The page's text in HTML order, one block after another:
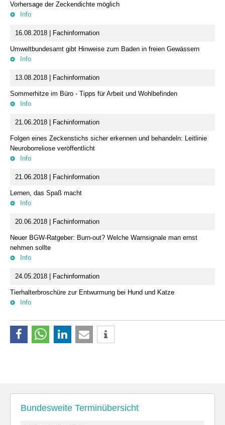
Vorhersage der Zeckendichte möglich
Info
16.08.2018 | Fachinformation
Umweltbundesamt gibt Hinweise zum Baden in freien Gewässern
Info
13.08.2018 | Fachinformation
Sommerhitze im Büro - Tipps für Arbeit und Wohlbefinden
Info
21.06.2018 | Fachinformation
Folgen eines Zeckenstichs sicher erkennen und behandeln: Leitlinie
Neuroborreliose veröffentlicht
Info
21.06.2018 | Fachinformation
Lernen, das Spaß macht
Info
20.06.2018 | Fachinformation
Neuer BGW-Ratgeber: Burn-out? Welche Warnsignale man ernst
nehmen sollte
Info
24.05.2018 | Fachinformation
Tierhalterbroschüre zur Entwurmung bei Hund und Katze
Info
Bundesweite Terminübersicht